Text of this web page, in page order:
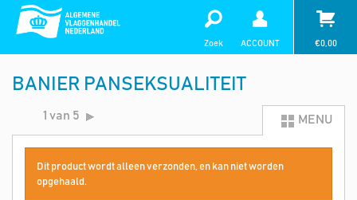
Zoek ACCOUNT €0,00
BANIER PANSEKSUALITEIT
1 van 5 MENU
Dit product wordt alleen verzonden, en kan niet worden
opgehaald.